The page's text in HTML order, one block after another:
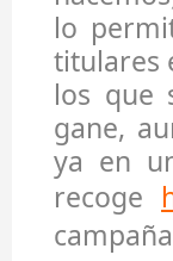
lo
titulares
los que
gane,
ya en
recoge